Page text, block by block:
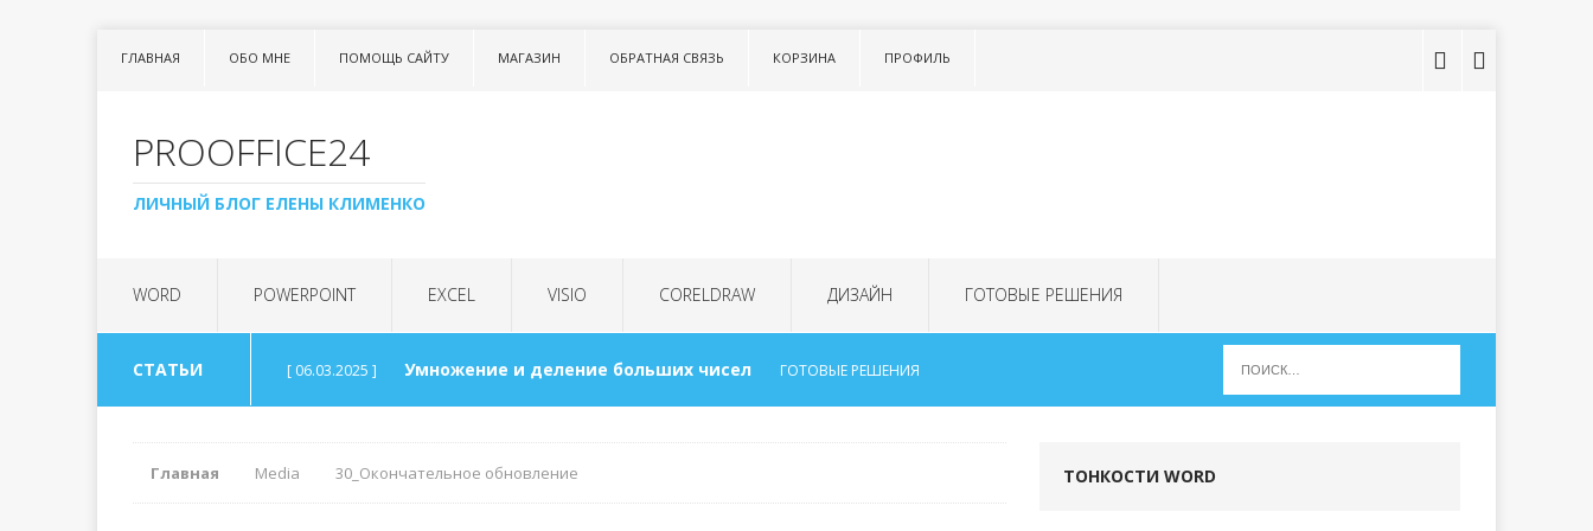
ГЛАВНАЯ ОБО МНЕ ПОМОЩЬ САЙТУ МАГАЗИН ОБРАТНАЯ СВЯЗЬ КОРЗИНА ПРОФИЛЬ
PROOFFICE24
ЛИЧНЫЙ БЛОГ ЕЛЕНЫ КЛИМЕНКО
WORD POWERPOINT EXCEL VISIO CORELDRAW ДИЗАЙН ГОТОВЫЕ РЕШЕНИЯ
СТАТЬИ [ 06.03.2025 ] Умножение и деление больших чисел ГОТОВЫЕ РЕШЕНИЯ
[ 06.03.2025 ] Урок 99. Список в тексте LISTNUM ТОНКОСТИ WORD
Главная Media 30_Окончательное обновление ТОНКОСТИ WORD